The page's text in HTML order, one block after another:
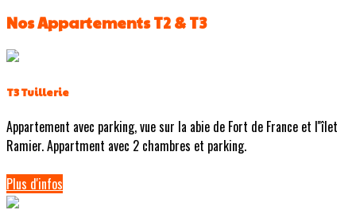
Nos Appartements T2 & T3
T3 Tuillerie
Appartement avec parking, vue sur la abie de Fort de France et l''îlet
Ramier. Appartment avec 2 chambres et parking.
Plus d'infos